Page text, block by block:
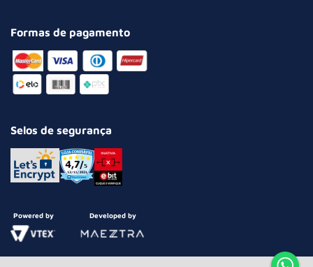
Formas de pagamento
Selos de segurança
Powered by Developed by